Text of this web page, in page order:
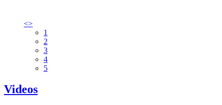
<>
1
2
3
4
5
Videos